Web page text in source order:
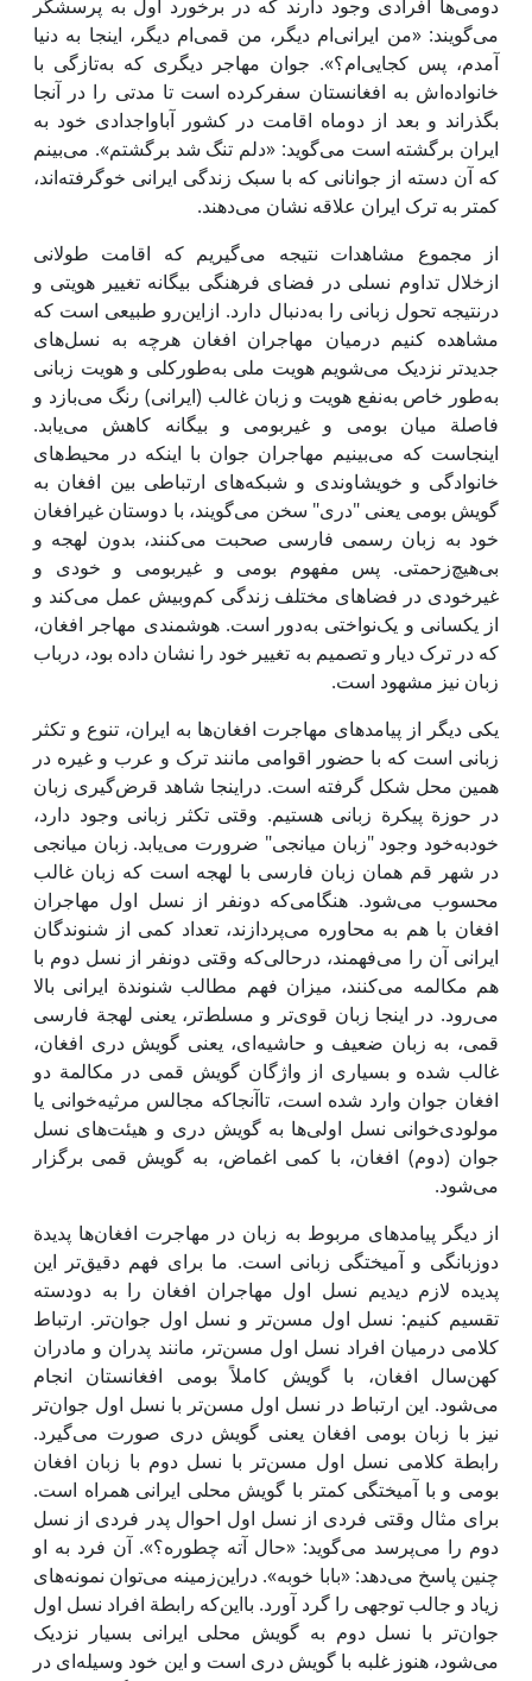
دومی‌ها افرادی وجود دارند که در برخورد اول به پرسشگر
می‌گویند: «من ایرانی‌ام دیگر، من قمی‌ام دیگر، اینجا به دنیا
آمدم، پس کجایی‌ام؟». جوان مهاجر دیگری که به‌تازگی با
خانواده‌اش به افغانستان سفرکرده است تا مدتی را در آنجا
بگذراند و بعد از دوماه اقامت در کشور آباواجدادی خود به
ایران برگشته است می‌گوید: «دلم تنگ شد برگشتم». می‌بینم
که آن دسته از جوانانی که با سبک زندگی ایرانی خوگرفته‌اند،
کمتر به ترک ایران علاقه نشان می‌دهند.
از مجموع مشاهدات نتیجه می‌گیریم که اقامت طولانی
ازخلال تداوم نسلی در فضای فرهنگی بیگانه تغییر هویتی و
درنتیجه تحول زبانی را به‌دنبال دارد. ازاین‌رو طبیعی است که
مشاهده کنیم درمیان مهاجران افغان هرچه به نسل‌های
جدیدتر نزدیک می‌شویم هویت ملی به‌طورکلی و هویت زبانی
به‌طور خاص به‌نفع هویت و زبان غالب (ایرانی) رنگ می‌بازد و
فاصلة میان بومی و غیربومی و بیگانه کاهش می‌یابد.
اینجاست که می‌بینیم مهاجران جوان با اینکه در محیط‌های
خانوادگی و خویشاوندی و شبکه‌های ارتباطی بین افغان به
گویش بومی یعنی "دری" سخن می‌گویند، با دوستان غیرافغان
خود به زبان رسمی فارسی صحبت می‌کنند، بدون لهجه و
بی‌هیچ‌زحمتی. پس مفهوم بومی و غیربومی و خودی و
غیرخودی در فضاهای مختلف زندگی کم‌وبیش عمل می‌کند و
از یکسانی و یک‌نواختی به‌دور است. هوشمندی مهاجر افغان،
که در ترک دیار و تصمیم به تغییر خود را نشان داده بود، درباب
زبان نیز مشهود است.
یکی دیگر از پیامدهای مهاجرت افغان‌ها به ایران، تنوع و تکثر
زبانی است که با حضور اقوامی مانند ترک و عرب و غیره در
همین محل شکل گرفته است. دراینجا شاهد قرض‌گیری زبان
در حوزة پیکرة زبانی هستیم. وقتی تکثر زبانی وجود دارد،
خودبه‌خود وجود "زبان میانجی" ضرورت می‌یابد. زبان میانجی
در شهر قم همان زبان فارسی با لهجه است که زبان غالب
محسوب می‌شود. هنگامی‌که دونفر از نسل اول مهاجران
افغان با هم به محاوره می‌پردازند، تعداد کمی از شنوندگان
ایرانی آن را می‌فهمند، درحالی‌که وقتی دونفر از نسل دوم با
هم مکالمه می‌کنند، میزان فهم مطالب شنوندة ایرانی بالا
می‌رود. در اینجا زبان قوی‌تر و مسلط‌تر، یعنی لهجة فارسی
قمی، به زبان ضعیف و حاشیه‌ای، یعنی گویش دری افغان،
غالب شده و بسیاری از واژگان گویش قمی در مکالمة دو
افغان جوان وارد شده است، تاآنجاکه مجالس مرثیه‌خوانی یا
مولودی‌خوانی نسل اولی‌ها به گویش دری و هیئت‌های نسل
جوان (دوم) افغان، با کمی اغماض، به گویش قمی برگزار
می‌شود.
از دیگر پیامدهای مربوط به زبان در مهاجرت افغان‌ها پدیدة
دوزبانگی و آمیختگی زبانی است. ما برای فهم دقیق‌تر این
پدیده لازم دیدیم نسل اول مهاجران افغان را به دودسته
تقسیم کنیم: نسل اول مسن‌تر و نسل اول جوان‌تر. ارتباط
کلامی درمیان افراد نسل اول مسن‌تر، مانند پدران و مادران
کهن‌سال افغان، با گویش کاملاً بومی افغانستان انجام
می‌شود. این ارتباط در نسل اول مسن‌تر با نسل اول جوان‌تر
نیز با زبان بومی افغان یعنی گویش دری صورت می‌گیرد.
رابطة کلامی نسل اول مسن‌تر با نسل دوم با زبان افغان
بومی و با آمیختگی کمتر با گویش محلی ایرانی همراه است.
برای مثال وقتی فردی از نسل اول احوال پدر فردی از نسل
دوم را می‌پرسد می‌گوید: «حال آته چطوره؟». آن فرد به او
چنین پاسخ می‌دهد: «بابا خوبه». دراین‌زمینه می‌توان نمونه‌های
زیاد و جالب توجهی را گرد آورد. بااین‌که رابطة افراد نسل اول
جوان‌تر با نسل دوم به گویش محلی ایرانی بسیار نزدیک
می‌شود، هنوز غلبه با گویش دری است و این خود وسیله‌ای در